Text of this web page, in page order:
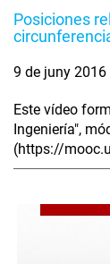
Posiciones
9 de juny 2016
Este vídeo
Ingeniería",
(https://